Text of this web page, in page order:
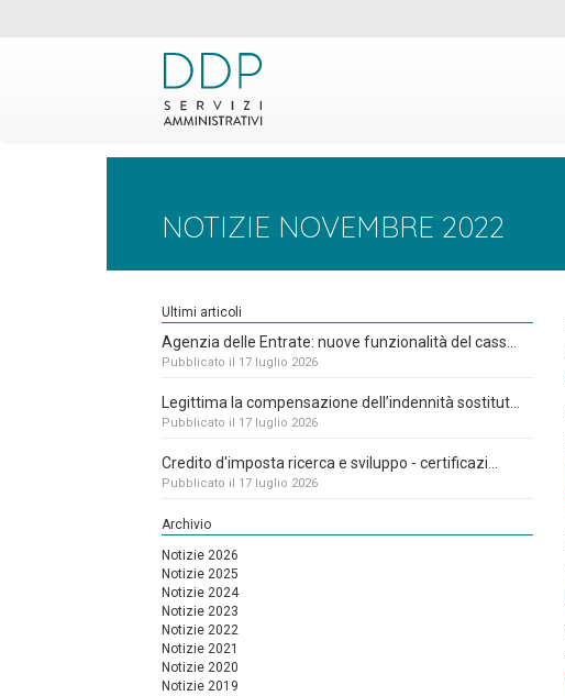
NOTIZIE NOVEMBRE 2022
Ultimi articoli
Agenzia delle Entrate: nuove funzionalità del cass...
Pubblicato il 17 luglio 2026
Legittima la compensazione dell’indennità sostitut...
Pubblicato il 17 luglio 2026
Credito d'imposta ricerca e sviluppo - certificazi...
Pubblicato il 17 luglio 2026
Archivio
Notizie 2026
Notizie 2025
Notizie 2024
Notizie 2023
Notizie 2022
Notizie 2021
Notizie 2020
Notizie 2019